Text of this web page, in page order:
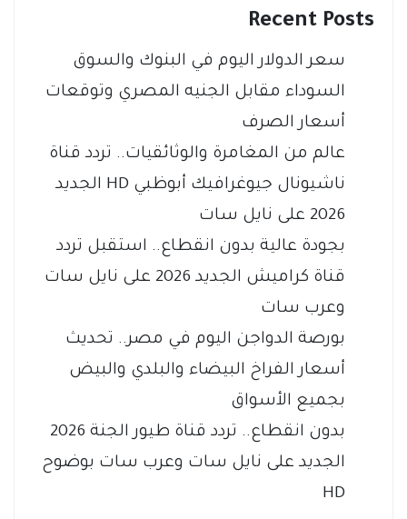
Recent Posts
سعر الدولار اليوم في البنوك والسوق
السوداء مقابل الجنيه المصري وتوقعات
أسعار الصرف
عالم من المغامرة والوثائقيات.. تردد قناة
ناشيونال جيوغرافيك أبوظبي HD الجديد
2026 على نايل سات
بجودة عالية بدون انقطاع.. استقبل تردد
قناة كراميش الجديد 2026 على نايل سات
وعرب سات
بورصة الدواجن اليوم في مصر.. تحديث
أسعار الفراخ البيضاء والبلدي والبيض
بجميع الأسواق
بدون انقطاع.. تردد قناة طيور الجنة 2026
الجديد على نايل سات وعرب سات بوضوح
HD